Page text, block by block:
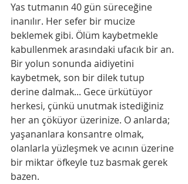
Yas tutmanın 40 gün süreceğine
inanılır. Her sefer bir mucize
beklemek gibi. Ölüm kaybetmekle
kabullenmek arasındaki ufacık bir an.
Bir yolun sonunda aidiyetini
kaybetmek, son bir dilek tutup
derine dalmak... Gece ürkütüyor
herkesi, çünkü unutmak istediğiniz
her an çöküyor üzerinize. O anlarda;
yaşananlara konsantre olmak,
olanlarla yüzleşmek ve acının üzerine
bir miktar öfkeyle tuz basmak gerek
bazen.